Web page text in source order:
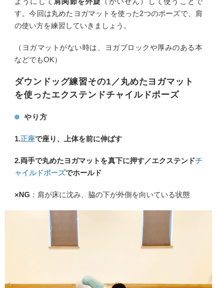
す。今回は丸めたヨガマットを使った2つのポーズで、肩
の使い方を練習していきましょう。
（ヨガマットがない時は、ヨガブロックや厚みのある本
などでもOK）
ダウンドッグ練習その1／丸めたヨガマット
を使ったエクステンドチャイルドポーズ
やり方
1.正座で座り、上体を前に伸ばす
2.両手で丸めたヨガマットを真下に押す／エクステンドチ
ャイルドポーズでホールド
×NG ：肩が床に沈み、脇の下が外側を向いている状態